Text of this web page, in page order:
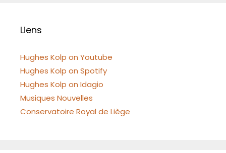
Liens
Hughes Kolp on Youtube
Hughes Kolp on Spotify
Hughes Kolp on Idagio
Musiques Nouvelles
Conservatoire Royal de Liège